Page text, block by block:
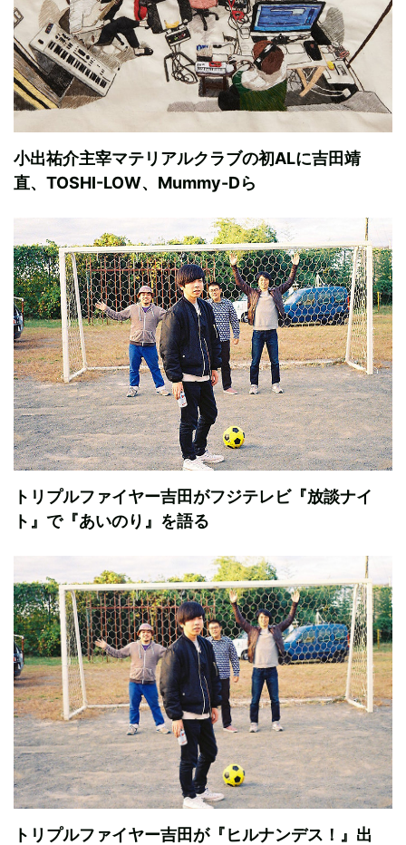
小出祐介主宰マテリアルクラブの初ALに吉田靖
直、TOSHI-LOW、Mummy-Dら
トリプルファイヤー吉田がフジテレビ『放談ナイ
ト』で『あいのり』を語る
トリプルファイヤー吉田が『ヒルナンデス！』出